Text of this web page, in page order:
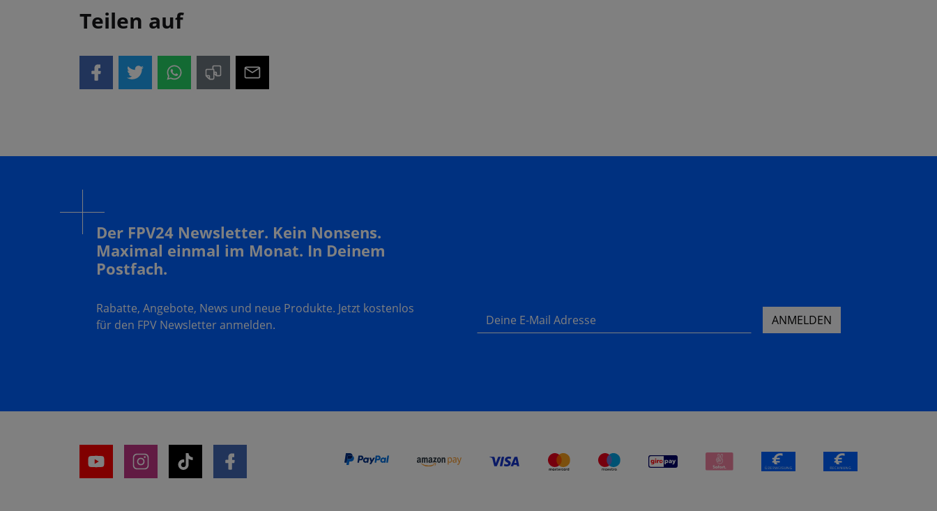
Teilen auf
Der FPV24 Newsletter. Kein Nonsens.
Maximal einmal im Monat. In Deinem
Postfach.
Rabatte, Angebote, News und neue Produkte. Jetzt kostenlos
für den FPV Newsletter anmelden.
Deine E-Mail Adresse ANMELDEN